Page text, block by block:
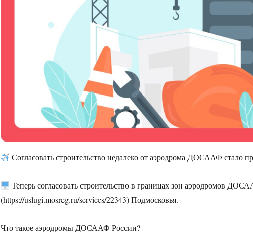
Согласовать строительство недалеко от аэродрома ДОСААФ стало
Теперь согласовать строительство в границах зон аэродромов
(https://uslugi.mosreg.ru/services/22343) Подмосковья.
Что такое аэродромы ДОСААФ России?